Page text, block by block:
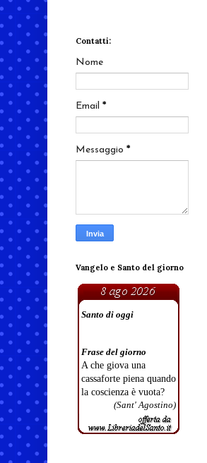
Contatti:
Nome
Email *
Messaggio *
Vangelo e Santo del giorno
Santo di oggi
Frase del giorno
A che giova una
cassaforte piena quando
la coscienza è vuota?
(Sant' Agostino)